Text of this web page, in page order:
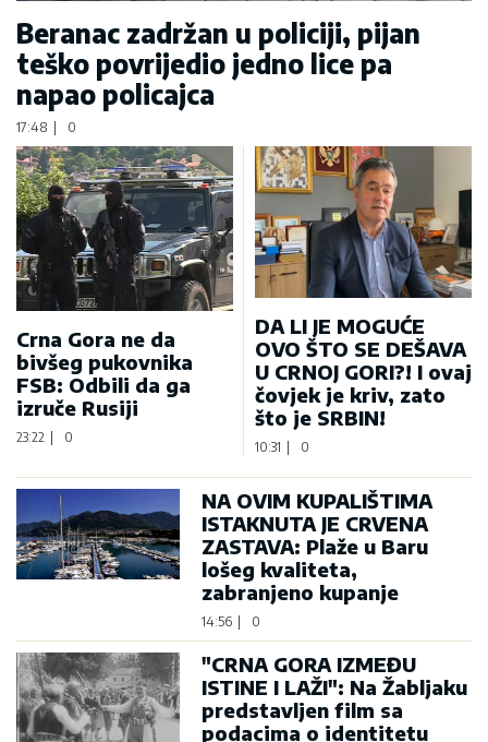
Beranac zadržan u policiji, pijan
teško povrijedio jedno lice pa
napao policajca
17:48 0
Crna Gora ne da
bivšeg pukovnika
FSB: Odbili da ga
izruče Rusiji
23:22 | 0
DA LI JE MOGUĆE
OVO ŠTO SE DEŠAVA
U CRNOJ GORI?! I ovaj
čovjek je kriv, zato
što je SRBIN!
10:31 | 0
NA OVIM KUPALIŠTIMA
ISTAKNUTA JE CRVENA
ZASTAVA: Plaže u Baru
lošeg kvaliteta,
zabranjeno kupanje
14:56 | 0
"CRNA GORA IZMEĐU
ISTINE I LAŽI": Na Žabljaku
predstavljen film sa
podacima o identitetu